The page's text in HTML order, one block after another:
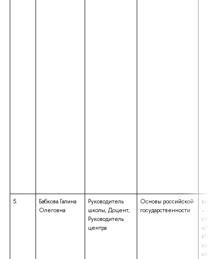
5.
Бабкова Галина
Олеговна
Руководитель
школы, Доцент;
Руководитель
центра
Основы российской
государственности
–